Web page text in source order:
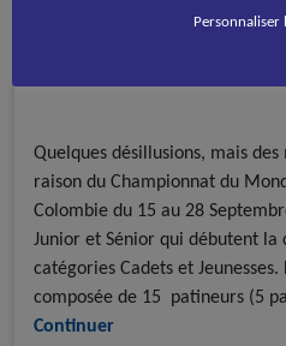
A la une - discipline Equipe de
Quelques désillusions, mais
raison du Championnat du
Colombie du 15 au 28
Junior et Sénior qui débutent
catégories Cadets et Jeunesses.
composée de 15 patineurs (5
Continuer
Personnaliser